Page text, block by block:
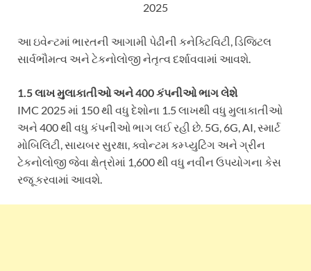
2025
આ ઇવેન્ટમાં ભારતની આગામી પેઢીની કનેક્ટિવિટી, ડિજિટલ
સાર્વભૌમત્વ અને ટેકનોલોજી નેતૃત્વ દર્શાવવામાં આવશે.
1.5 લાખ મુલાકાતીઓ અને 400 કંપનીઓ ભાગ લેશે
IMC 2025 માં 150 થી વધુ દેશોના 1.5 લાખથી વધુ મુલાકાતીઓ
અને 400 થી વધુ કંપનીઓ ભાગ લઈ રહી છે. 5G, 6G, AI, સ્માર્ટ
મોબિલિટી, સાયબર સુરક્ષા, ક્વોન્ટમ કમ્પ્યુટિંગ અને ગ્રીન
ટેકનોલોજી જેવા ક્ષેત્રોમાં 1,600 થી વધુ નવીન ઉપયોગના કેસ
રજૂ કરવામાં આવશે.